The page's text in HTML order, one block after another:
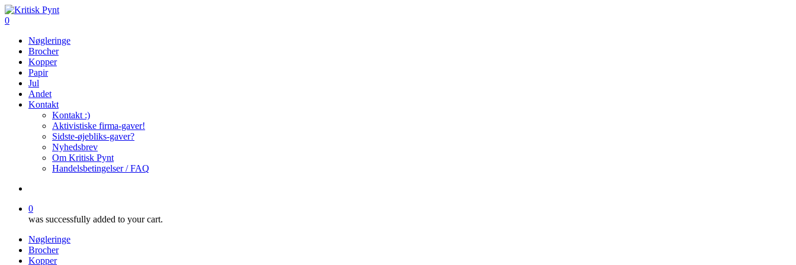
Skip
to
content
search
0
Nøgleringe
Brocher
Kopper
Papir
Jul
Andet
Kontakt
Kontakt :)
Aktivistiske firma-gaver!
Sidste-øjebliks-gaver?
Nyhedsbrev
Om Kritisk Pynt
Handelsbetingelser / FAQ
0
was successfully added to your cart.
Nøgleringe
Brocher
Kopper